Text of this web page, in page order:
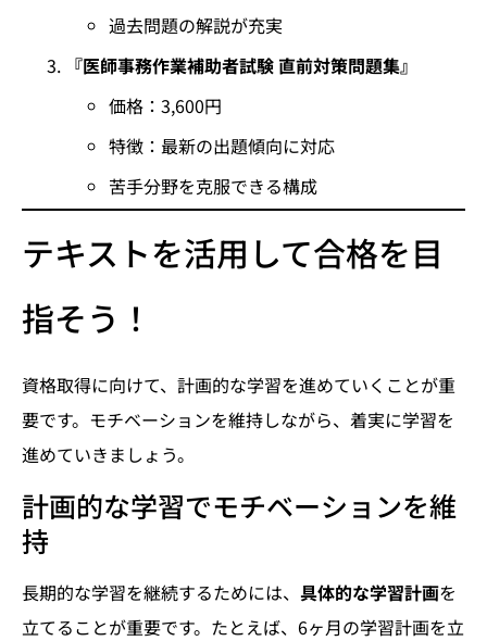
過去問題の解説が充実
『医師事務作業補助者試験 直前対策問題集』
価格：3,600円
特徴：最新の出題傾向に対応
苦手分野を克服できる構成
テキストを活用して合格を目
指そう！
資格取得に向けて、計画的な学習を進めていくことが重
要です。モチベーションを維持しながら、着実に学習を
進めていきましょう。
計画的な学習でモチベーションを維
持
長期的な学習を継続するためには、 具体的な学習計画を
立てることが重要です。たとえば、6ヶ月の学習計画を立